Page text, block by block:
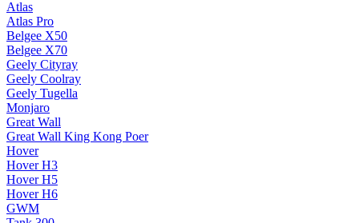
Atlas
Atlas Pro
Belgee X50
Belgee X70
Geely Cityray
Geely Coolray
Geely Tugella
Monjaro
Great Wall
Great Wall King Kong Poer
Hover
Hover H3
Hover H5
Hover H6
GWM